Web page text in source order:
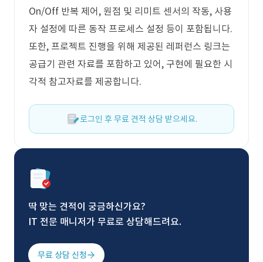
On/Off 반복 제어, 원점 및 리미트 센서의 작동, 사용
자 설정에 따른 동작 프로세스 설정 등이 포함됩니다.
또한, 프로젝트 진행을 위해 제공된 레퍼런스 링크는
공급기 관련 자료를 포함하고 있어, 구현에 필요한 시
각적 참고자료를 제공합니다.
로그인 후 무료 견적 상담 받으세요.
딱 맞는 견적이 궁금하신가요?
IT 전문 매니저가 무료로 상담해드려요.
무료 상담 신청